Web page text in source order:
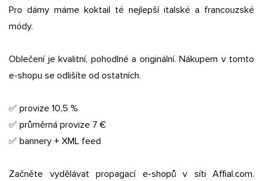
Pro dámy máme koktail té nejlepší italské a francouzské
módy.
Oblečení je kvalitní, pohodlné a originální. Nákupem v tomto
e-shopu se odlišíte od ostatních.
✅ provize 10,5 %
✅ průměrná provize 7 €
✅ bannery + XML feed
Začněte vydělávat propagací e-shopů v síti Affial.com.